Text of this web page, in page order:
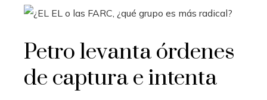
Petro levanta órdenes
de captura e intenta